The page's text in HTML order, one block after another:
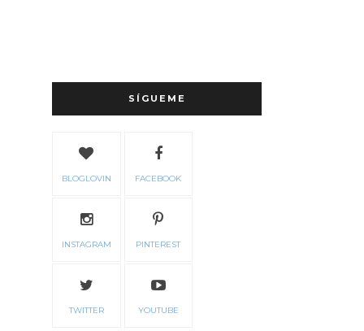
SÍGUEME
BLOGLOVIN FACEBOOK
INSTAGRAM PINTEREST
TWITTER YOUTUBE